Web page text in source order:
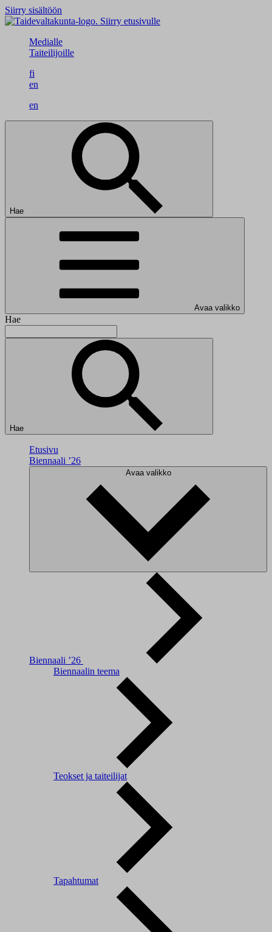
Siirry sisältöön
Siirry etusivulle
Medialle
Taiteilijoille
fi
en
en
Hae
Avaa valikko
Hae
Hae
Etusivu
Biennaali ’26
Avaa valikko
Biennaali ’26
Biennaalin teema
Teokset ja taiteilijat
Tapahtumat